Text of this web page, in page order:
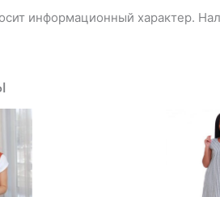
информационный характер.